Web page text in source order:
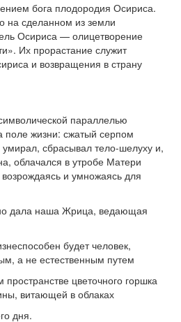
бога плодородия Осириса.
на сделанном из земли
Осириса — олицетворение
Их прорастание служит
и возвращения в страну
параллелью
поле жизни: сжатый серпом
сбрасывал тело-шелуху и,
облачался в утробе Матери
и умножаясь для
дала наша Жрица, ведающая
будет человек,
а не естественным путем
цветочного горшка
витающей в облаках
дня.